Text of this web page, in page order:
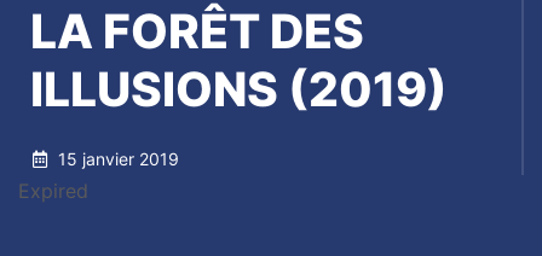
LA FORÊT DES
ILLUSIONS (2019)
15 janvier 2019
Expired